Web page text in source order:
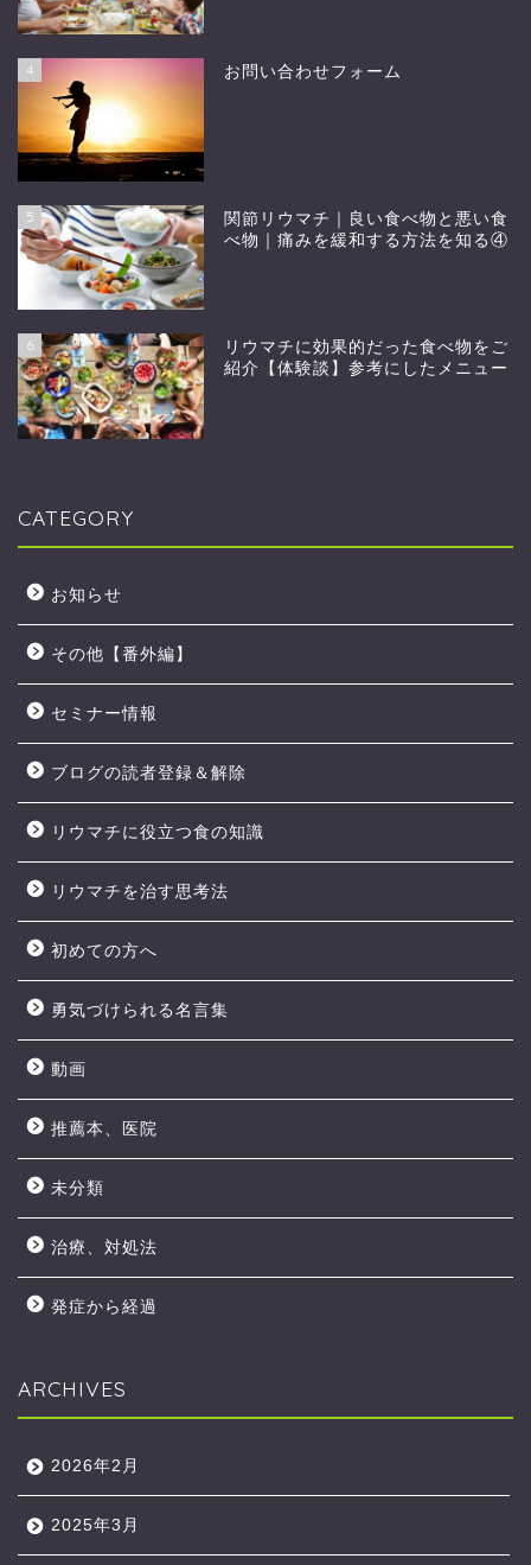
4 お問い合わせフォーム
5
関節リウマチ｜良い食べ物と悪い食
べ物｜痛みを緩和する方法を知る④
6
リウマチに効果的だった食べ物をご
紹介【体験談】参考にしたメニュー
CATEGORY
お知らせ
その他【番外編】
セミナー情報
ブログの読者登録＆解除
リウマチに役立つ食の知識
リウマチを治す思考法
初めての方へ
勇気づけられる名言集
動画
推薦本、医院
未分類
治療、対処法
発症から経過
ARCHIVES
2026年2月
2025年3月